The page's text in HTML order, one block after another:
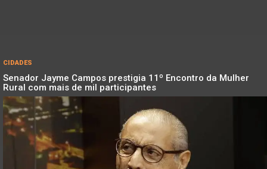
CIDADES
Senador Jayme Campos prestigia 11º Encontro da Mulher
Rural com mais de mil participantes